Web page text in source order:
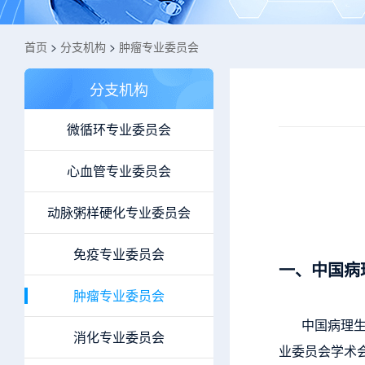
首页 > 分支机构 > 肿瘤专业委员会
分支机构
微循环专业委员会
心血管专业委员会
动脉粥样硬化专业委员会
免疫专业委员会
肿瘤专业委员会
消化专业委员会
一、中国
中国病理生
业委员会学术